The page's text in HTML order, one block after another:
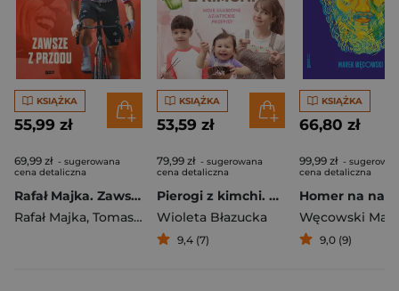
KSIĄŻKA
55,99 zł
69,99 zł - sugerowana
cena detaliczna
Rafał Majka. Zawsze z przodu. Rozmawia Tomasz Kalemba - książka z autografem
Rafał Majka, Tomasz Kalemba
KSIĄŻKA
53,59 zł
79,99 zł - sugerowana
cena detaliczna
Pierogi z kimchi. Moje ulubione azjatyckie przepisy
Wioleta Błazucka
9,4 (7)
KSIĄŻKA
66,80 zł
99,99 zł -
cena detaliczna
Węcowski
9,0 (9)